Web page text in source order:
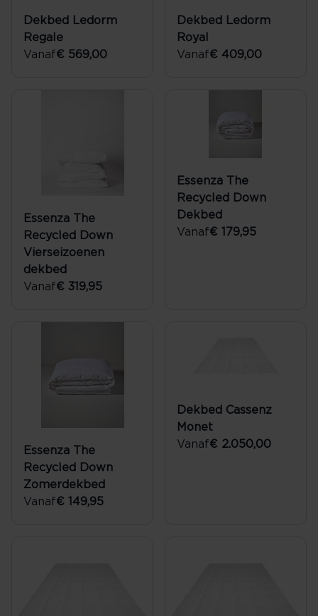
Dekbed Ledorm
Regale
Vanaf€ 569,00
Dekbed Ledorm
Royal
Vanaf€ 409,00
Essenza The
Recycled Down
Vierseizoenen
dekbed
Vanaf€ 319,95
Essenza The
Recycled Down
Dekbed
Vanaf€ 179,95
Essenza The
Recycled Down
Zomerdekbed
Vanaf€ 149,95
Dekbed Cassenz
Monet
Vanaf€ 2.050,00